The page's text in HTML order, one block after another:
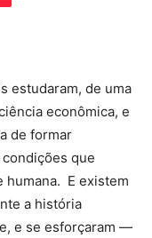
estudaram, de uma
econômica, e
de formar
que
humana. E existem
a história
e se esforçaram —